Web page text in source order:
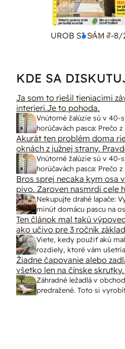
UROB SI SÁM 7-8/
KDE SA
Vnútorné žalúzie sú v 40-
horúčavách pasca: Prečo
radiátor a ako to vyriešiť
Ja som to riešil tieniacimi
interieri.Je to pohoda.
Vnútorné žalúzie sú v 40-
horúčavách pasca: Prečo
radiátor a ako to vyriešiť
Akurát ten problém doma
oknách z južnej strany.
pôjdeme do vonkajšieho
spôsob markízy
predajcovia idú okolo 100
Nekupujte drahé lapače:
minút domácu pascu na
ktorá ich nepustí von
Bros sprej necaka kym osa
pivo. Zaroven nasmrdi cele
neostane tam nic zive. Vasa
naucinke moc efektivne.
slimaky
Viete, kedy použiť akú
rozdiely, ktoré vám
stavebninách aj pri práci
Ten článok mal takú
ako učivo pre 3 ročník
fakt? AI alebo nejaka kniha z VŠ?
rychlotvrdnuce malty -
doba schnutia tak 15 minut
vodotesné s kryštálikou. A rozdiel -
schnutie a zretie. Nič?
Záhradné ležadlá v
predražené. Toto si
Žiadne čapovanie alebo
všetko len na čínske
slovenskej IKEI - čo sa týka
Autor si nedal veľa námahy